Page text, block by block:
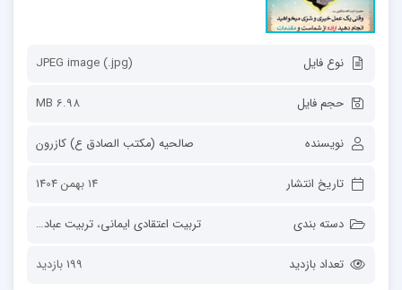
نوع فایل JPEG image (.jpg)
حجم فایل 6.98 MB
نویسنده صالحیه (مکتب الصادق ع) کازرون
تاریخ انتشار 14 بهمن 1404
دسته بندی تربیت اعتقادی ایمانی، تربیت عبادی سلوکی
تعداد بازدید 199 بازدید